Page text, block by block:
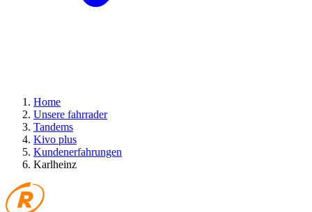
Home
Unsere fahrrader
Tandems
Kivo plus
Kundenerfahrungen
Karlheinz